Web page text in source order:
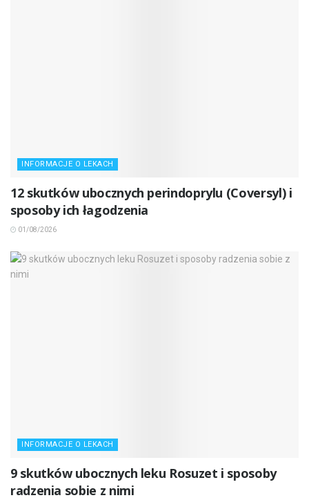
INFORMACJE O LEKACH
12 skutków ubocznych perindoprylu (Coversyl) i
sposoby ich łagodzenia
01/08/2026
INFORMACJE O LEKACH
9 skutków ubocznych leku Rosuzet i sposoby
radzenia sobie z nimi